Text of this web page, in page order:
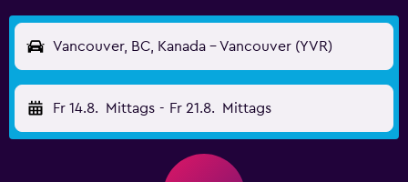
Vancouver, BC, Kanada - Vancouver (YVR)
Fr 14.8. Mittags - Fr 21.8. Mittags